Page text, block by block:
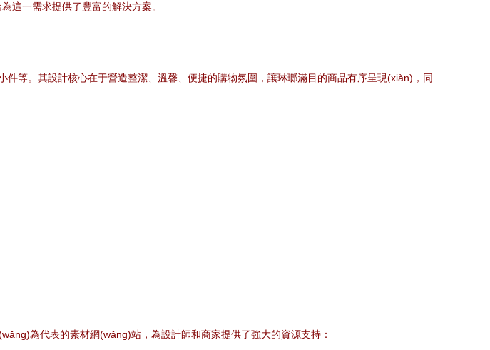
這一需求提供了豐富的解決方案。
等。其設計核心在于營造整潔、溫馨、便捷的購物氛圍，讓琳瑯滿目的商品有序呈現(xiàn)，同
為代表的素材網(wǎng)站，為設計師和商家提供了強大的資源支持：